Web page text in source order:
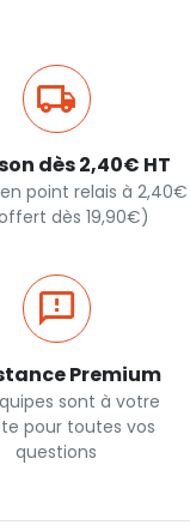
dès 2,40€ HT
point relais à 2,40€
dès 19,90€)
Premium
sont à votre
pour toutes vos
questions